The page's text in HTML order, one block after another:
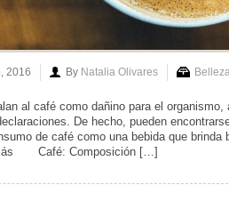
2016 By Natalia Olivares
al café como dañino para el
De hecho, pueden
de café como una bebida que brinda
Café: Composición […]